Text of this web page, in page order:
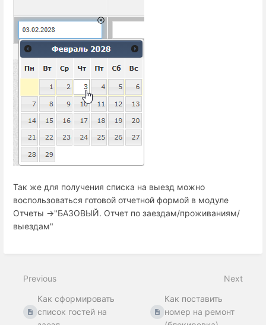
Так же для получения списка на выезд можно
воспользоваться готовой отчетной формой в модуле
Отчеты ->"БАЗОВЫЙ. Отчет по заездам/проживаниям/
выездам"
Previous
Как сформировать
список гостей на
Next
Как поставить
номер на ремонт